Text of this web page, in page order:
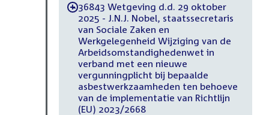
-36843 Wetgeving d.d. 29 oktober
2025 - J.N.J. Nobel, staatssecretaris
van Sociale Zaken en
Werkgelegenheid Wijziging van de
Arbeidsomstandighedenwet in
verband met een nieuwe
vergunningplicht bij bepaalde
asbestwerkzaamheden ten behoeve
van de implementatie van Richtlijn
(EU) 2023/2668